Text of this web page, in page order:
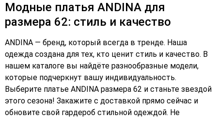
Модные платья ANDINA для
размера 62: стиль и качество
ANDINA — бренд, который всегда в тренде. Наша
одежда создана для тех, кто ценит стиль и качество. В
нашем каталоге вы найдёте разнообразные модели,
которые подчеркнут вашу индивидуальность.
Выберите платье ANDINA размера 62 и станьте звездой
этого сезона! Закажите с доставкой прямо сейчас и
обновите свой гардероб стильной одеждой. Не